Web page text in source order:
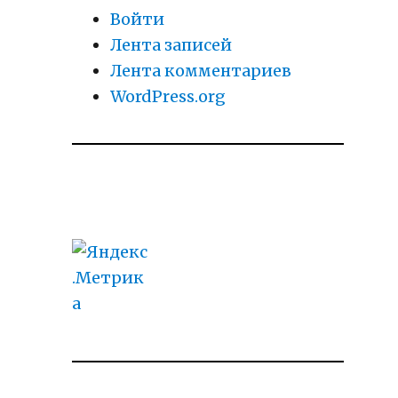
Войти
Лента записей
Лента комментариев
WordPress.org